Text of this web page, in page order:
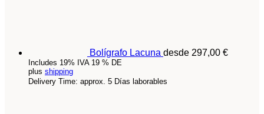
Bolígrafo Lacuna desde 297,00 €
Includes 19% IVA 19 % DE
plus shipping
Delivery Time: approx. 5 Días laborables